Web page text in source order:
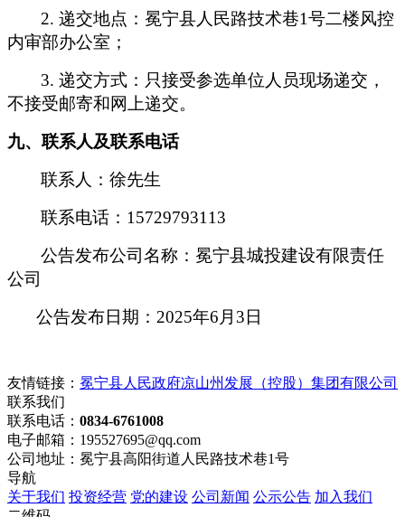
2. 递交地点：冕宁县人民路技术巷1号二楼风控
内审部办公室；
3. 递交方式：只接受参选单位人员现场递交，
不接受邮寄和网上递交。
九、联系人及联系电话
联系人：徐先生
联系电话：15729793113
公告发布公司名称：冕宁县城投建设有限责任
公司
公告发布日期：2025年6月3日
友情链接： 冕宁县人民政府凉山州发展（控股）集团有限公司
联系我们
联系电话： 0834-6761008
电子邮箱：195527695@qq.com
公司地址：冕宁县高阳街道人民路技术巷1号
导航
关于我们 投资经营 党的建设 公司新闻 公示公告 加入我们